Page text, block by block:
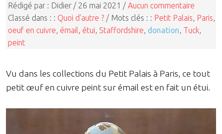
Rédigé par : Didier / 26 mai 2021 / Aucun commentaire
Classé dans : : Quoi d'autre ? / Mots clés : : Petit Palais Paris
oeuf en cuivre émail étui Staffordshire donation Tuck
peint
Vu dans les collections du Petit Palais à Paris, ce tout
petit œuf en cuivre peint sur émail est en fait un étui.